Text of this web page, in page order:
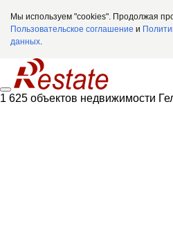
Мы используем "cookies". Продолжая
Пользовательское соглашение и
данных.
1 625 объектов недвижимости